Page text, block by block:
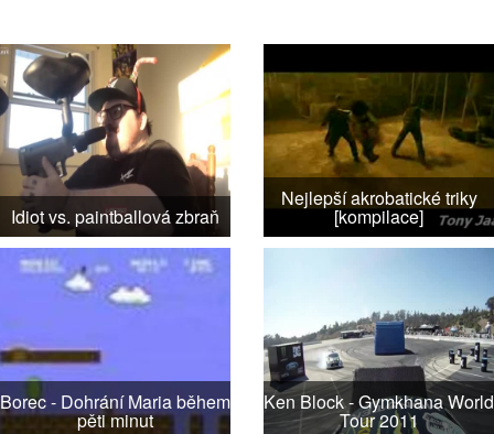
Idiot vs. paintballová zbraň
Nejlepší akrobatické triky
[kompilace]
Borec - Dohrání Maria během
pěti minut
Ken Block - Gymkhana World
Tour 2011